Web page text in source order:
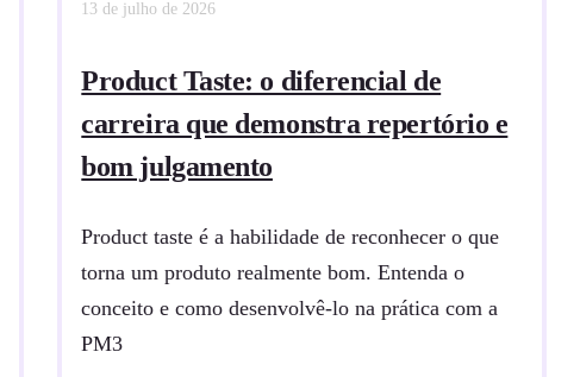
13 de julho de 2026
Product Taste: o diferencial de
carreira que demonstra repertório e
bom julgamento
Product taste é a habilidade de reconhecer o que
torna um produto realmente bom. Entenda o
conceito e como desenvolvê-lo na prática com a
PM3